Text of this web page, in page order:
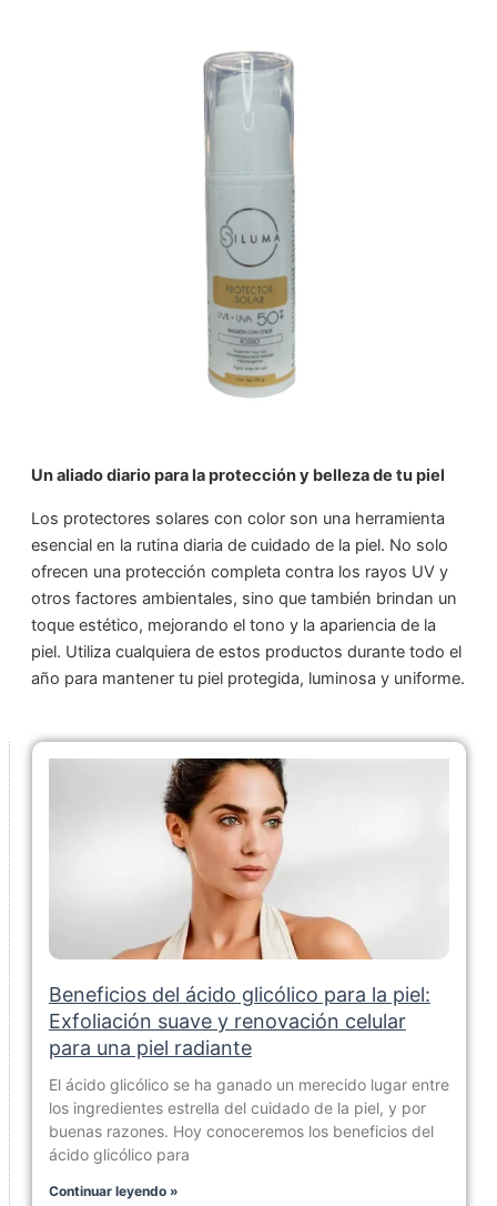
Un aliado diario para la protección y belleza de tu piel
Los protectores solares con color son una herramienta
esencial en la rutina diaria de cuidado de la piel. No solo
ofrecen una protección completa contra los rayos UV y
otros factores ambientales, sino que también brindan un
toque estético, mejorando el tono y la apariencia de la
piel. Utiliza cualquiera de estos productos durante todo el
año para mantener tu piel protegida, luminosa y uniforme.
Beneficios del ácido glicólico para la piel:
Exfoliación suave y renovación celular
para una piel radiante
El ácido glicólico se ha ganado un merecido lugar entre
los ingredientes estrella del cuidado de la piel, y por
buenas razones. Hoy conoceremos los beneficios del
ácido glicólico para
Continuar leyendo »